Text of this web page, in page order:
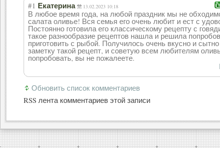
#1 Екатерина 13.02.2023 10:18
В любое время года, на любой праздник мы не
салата оливье! Вся семья его очень любит и ест с
Постоянно готовила его классическому рецепту с
такое разнообразие рецептов нашла и решила
приготовить с рыбой. Получилось очень вкусно и
заметку такой рецепт, и советую всем любителям
попробовать, вы не пожалеете.
Обновить список комментариев
RSS лента комментариев этой записи